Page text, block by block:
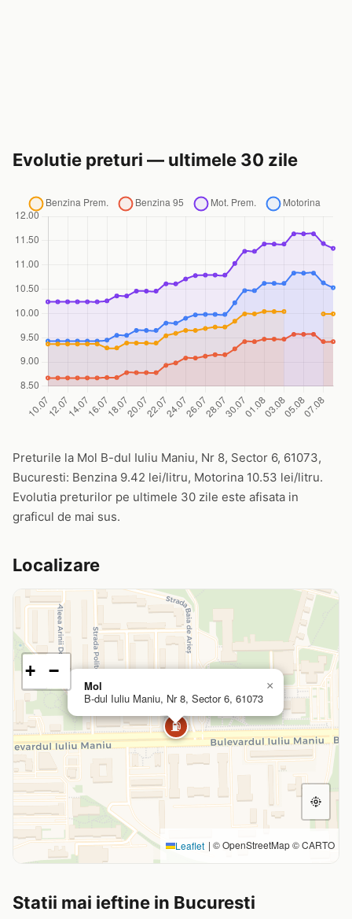
Evolutie preturi — ultimele 30 zile
Preturile la Mol B-dul Iuliu Maniu, Nr 8, Sector 6, 61073,
Bucuresti: Benzina 9.42 lei/litru, Motorina 10.53 lei/litru.
Evolutia preturilor pe ultimele 30 zile este afisata in
graficul de mai sus.
Localizare
⛽
Mol
B-dul Iuliu Maniu, Nr 8, Sector 6, 61073
×
+ −
Leaflet | © OpenStreetMap © CARTO
Statii mai ieftine in Bucuresti